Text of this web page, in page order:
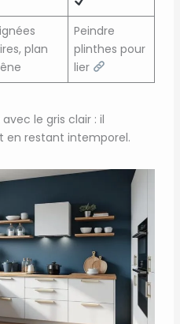
plan
Peindre
plinthes pour
lier
le gris clair : il
en restant intemporel.